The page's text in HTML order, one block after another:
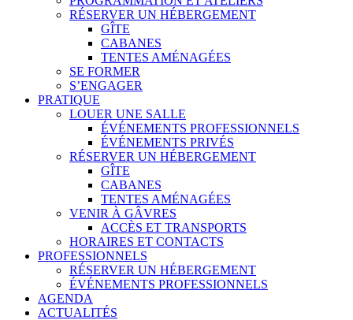
RÉSERVER UN HÉBERGEMENT
GÎTE
CABANES
TENTES AMÉNAGÉES
SE FORMER
S’ENGAGER
PRATIQUE
LOUER UNE SALLE
ÉVÉNEMENTS PROFESSIONNELS
ÉVÉNEMENTS PRIVÉS
RÉSERVER UN HÉBERGEMENT
GÎTE
CABANES
TENTES AMÉNAGÉES
VENIR À GÂVRES
ACCÈS ET TRANSPORTS
HORAIRES ET CONTACTS
PROFESSIONNELS
RÉSERVER UN HÉBERGEMENT
ÉVÉNEMENTS PROFESSIONNELS
AGENDA
ACTUALITÉS